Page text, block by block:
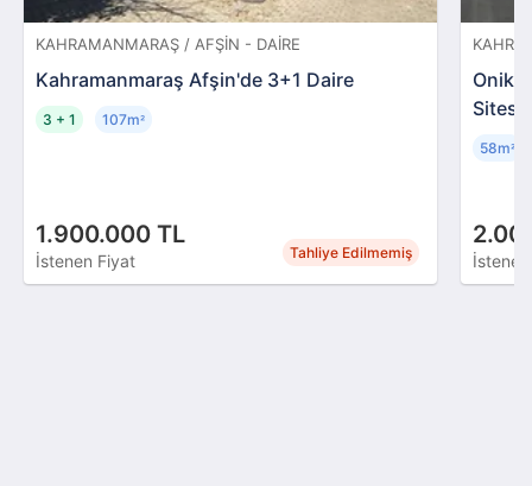
KAHRAMANMARAŞ / AFŞIN - DAIRE
Kahramanmaraş Afşin'de 3+1 Daire
1.900.000 TL
İstenen Fiyat Tahliye Edilmemiş
3 + 1 107m²
58m²